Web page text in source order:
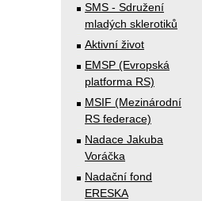
SMS - Sdružení
mladých sklerotiků
Aktivní život
EMSP (Evropská
platforma RS)
MSIF (Mezinárodní
RS federace)
Nadace Jakuba
Voráčka
Nadační fond
ERESKA